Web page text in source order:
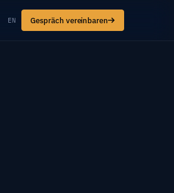
EN Gespräch vereinbaren